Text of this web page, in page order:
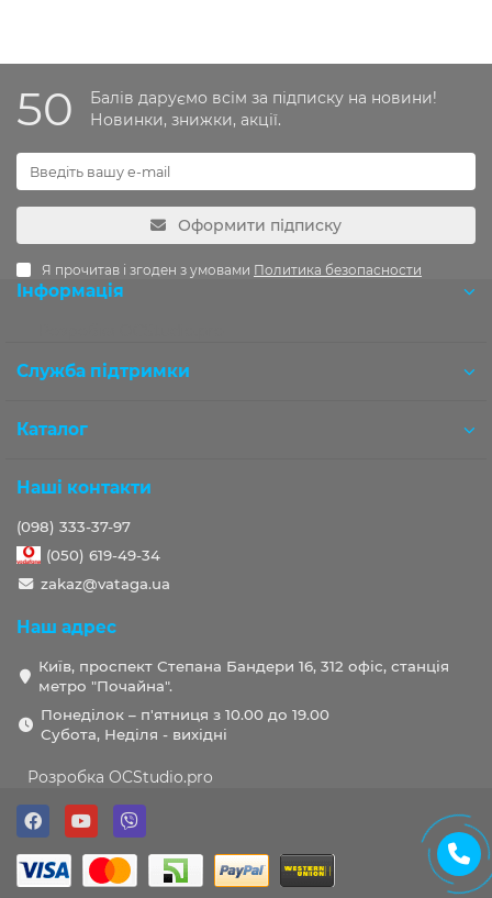
50
Балів даруємо всім за підписку на новини!
Новинки, знижки, акції.
Оформити підписку
Я прочитав і згоден з умовами Политика безопасности
Інформація
Служба підтримки
Каталог
Наші контакти
(098) 333-37-97
(050) 619-49-34
zakaz@vataga.ua
Наш адрес
Київ, проспект Степана Бандери 16, 312 офіс, станція
метро "Почайна".
Понеділок – п'ятниця з 10.00 до 19.00
Субота, Неділя - вихідні
Розробка OCStudio.pro